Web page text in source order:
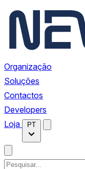
Organização
Soluções
Contactos
Developers
Loja
PT